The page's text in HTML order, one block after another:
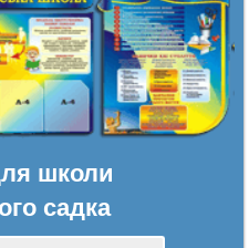
школи
садка